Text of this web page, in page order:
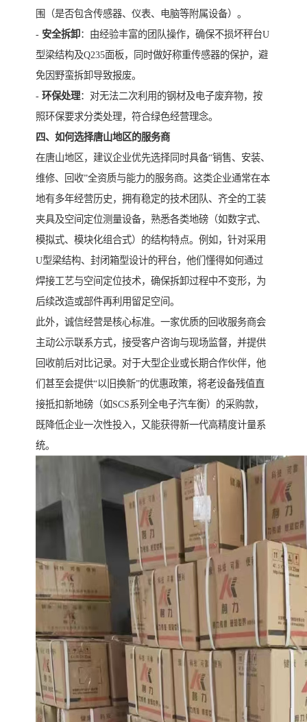
围（是否包含传感器、仪表、电脑等附属设备）。
- 安全拆卸：由经验丰富的团队操作，确保不损坏秤台U
型梁结构及Q235面板，同时做好称重传感器的保护，避
免因野蛮拆卸导致报废。
- 环保处理：对无法二次利用的钢材及电子废弃物，按
照环保要求分类处理，符合绿色经营理念。
四、如何选择唐山地区的服务商
在唐山地区，建议企业优先选择同时具备“销售、安装、
维修、回收”全资质与能力的服务商。这类企业通常在本
地有多年经营历史，拥有稳定的技术团队、齐全的工装
夹具及空间定位测量设备，熟悉各类地磅（如数字式、
模拟式、模块化组合式）的结构特点。例如，针对采用
U型梁结构、封闭箱型设计的秤台，他们懂得如何通过
焊接工艺与空间定位技术，确保拆卸过程中不变形，为
后续改造或部件再利用留足空间。
此外，诚信经营是核心标准。一家优质的回收服务商会
主动公示联系方式，接受客户咨询与现场监督，并提供
回收前后对比记录。对于大型企业或长期合作伙伴，他
们甚至会提供“以旧换新”的优惠政策，将老设备残值直
接抵扣新地磅（如SCS系列全电子汽车衡）的采购款，
既降低企业一次性投入，又能获得新一代高精度计量系
统。